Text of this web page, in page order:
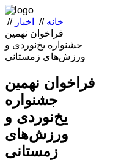
خانه // اخبار //
فراخوان نهمین
جشنواره یخ‌نوردی و
ورزش‌های زمستانی
فراخوان نهمین
جشنواره
یخ‌نوردی و
ورزش‌های
زمستانی